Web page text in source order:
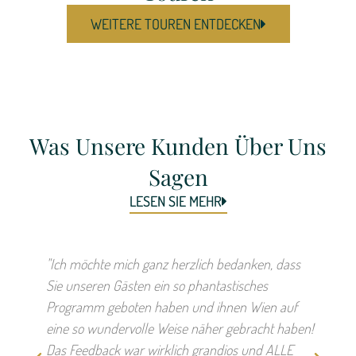
WEITERE TOUREN ENTDECKEN
Was Unsere Kunden Über Uns
Sagen
LESEN SIE MEHR
"Ich möchte mich ganz herzlich bedanken, dass
Sie unseren Gästen ein so phantastisches
Programm geboten haben und ihnen Wien auf
eine so wundervolle Weise näher gebracht haben!
Das Feedback war wirklich grandios und ALLE